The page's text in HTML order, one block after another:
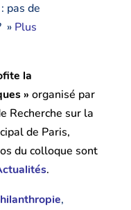
pas de
» Plus
la
» organisé par
Recherche sur la
de Paris,
du colloque sont
.
,